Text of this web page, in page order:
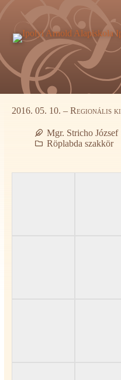
tartalomra
2016. 05. 10. – Regionális
Mgr. Stricho József
Röplabda szakkör